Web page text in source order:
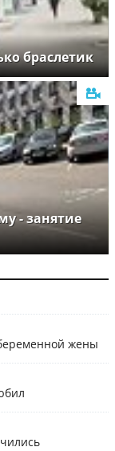
браслетик
- занятие
жены